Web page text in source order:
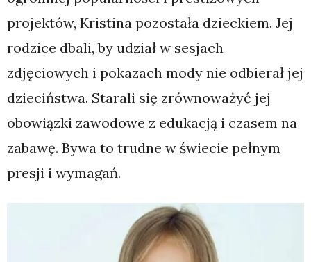
projektów, Kristina pozostała dzieckiem. Jej
rodzice dbali, by udział w sesjach
zdjęciowych i pokazach mody nie odbierał jej
dzieciństwa. Starali się zrównoważyć jej
obowiązki zawodowe z edukacją i czasem na
zabawę. Bywa to trudne w świecie pełnym
presji i wymagań.